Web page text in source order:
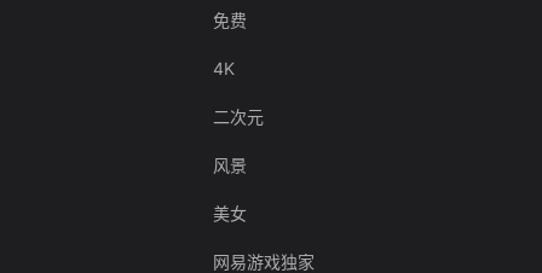
免费
4K
二次元
风景
美女
网易游戏独家